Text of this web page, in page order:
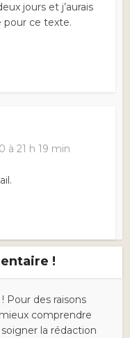
jours et j’aurais
pour ce texte.
à 21 h 19 min
!
Pour des raisons
comprendre
la rédaction